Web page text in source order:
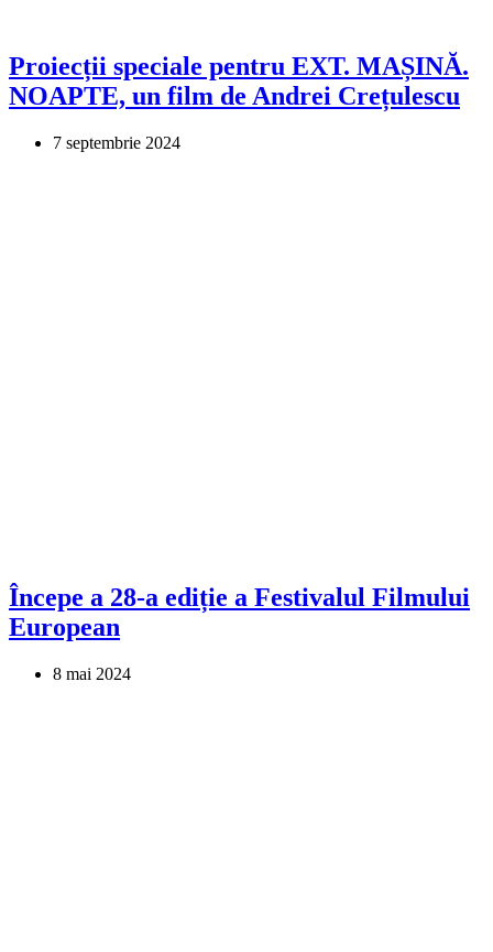
Proiecții speciale pentru EXT. MAȘINĂ.
NOAPTE, un film de Andrei Crețulescu
7 septembrie 2024
Începe a 28-a ediție a Festivalul Filmului
European
8 mai 2024